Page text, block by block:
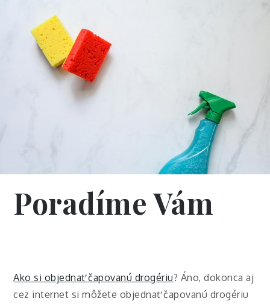
Poradíme Vám
Ako si objednať čapovanú drogériu? Áno, dokonca aj
cez internet si môžete objednať čapovanú drogériu